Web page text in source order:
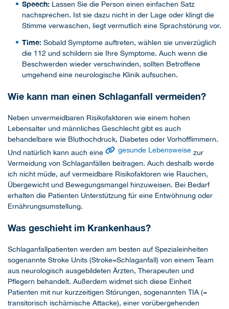
Speech: Lassen Sie die Person einen einfachen Satz
nachsprechen. Ist sie dazu nicht in der Lage oder klingt die
Stimme verwaschen, liegt vermutlich eine Sprachstörung vor.
Time: Sobald Symptome auftreten, wählen sie unverzüglich
die 112 und schildern sie Ihre Symptome. Auch wenn die
Beschwerden wieder verschwinden, sollten Betroffene
umgehend eine neurologische Klinik aufsuchen.
Wie kann man einen Schlaganfall vermeiden?
Neben unvermeidbaren Risikofaktoren wie einem hohen
Lebensalter und männliches Geschlecht gibt es auch
behandelbare wie Bluthochdruck, Diabetes oder Vorhofflimmern.
Und natürlich kann auch eine
gesunde Lebensweise zur
Vermeidung von Schlaganfällen beitragen. Auch deshalb werde
ich nicht müde, auf vermeidbare Risikofaktoren wie Rauchen,
Übergewicht und Bewegungsmangel hinzuweisen. Bei Bedarf
erhalten die Patienten Unterstützung für eine Entwöhnung oder
Ernährungsumstellung.
Was geschieht im Krankenhaus?
Schlaganfallpatienten werden am besten auf Spezialeinheiten
sogenannte Stroke Units (Stroke=Schlaganfall) von einem Team
aus neurologisch ausgebildeten Ärzten, Therapeuten und
Pflegern behandelt. Außerdem widmet sich diese Einheit
Patienten mit nur kurzzeitigen Störungen, sogenannten TIA (=
transitorisch ischämische Attacke), einer vorübergehenden